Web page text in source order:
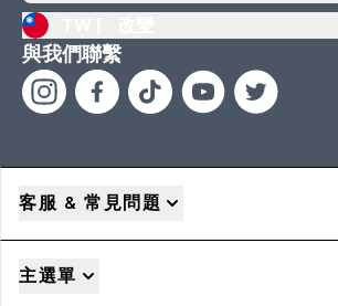
與我們聯繫
客服 & 常見問題
主選單